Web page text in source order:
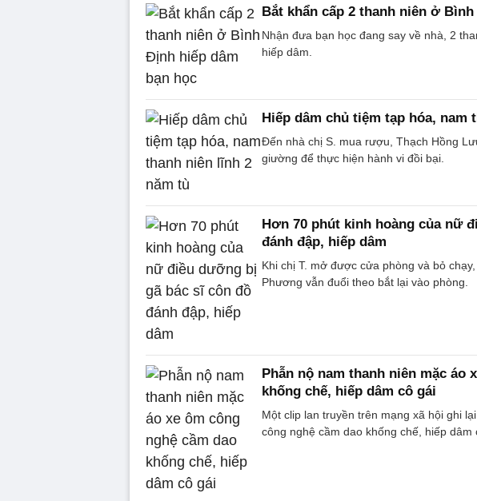
Bắt khẩn cấp 2 thanh niên ở
Nhận đưa bạn học đang say về nhà, 2
hiếp dâm.
Hiếp dâm chủ tiệm tạp hóa, nam
Đến nhà chị S. mua rượu, Thạch Hồng
giường để thực hiện hành vi đồi bại.
Hơn 70 phút kinh hoàng của nữ
đánh đập, hiếp dâm
Khi chị T. mở được cửa phòng và bỏ
Phương vẫn đuổi theo bắt lại vào phòng.
Phẫn nộ nam thanh niên mặc áo
khống chế, hiếp dâm cô gái
Một clip lan truyền trên mạng xã hội ghi
công nghệ cầm dao khống chế, hiếp dâm